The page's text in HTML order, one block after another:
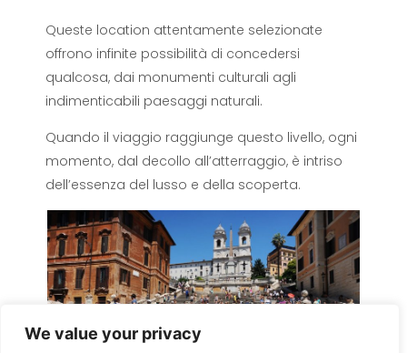
We value your privacy
Queste location attentamente selezionate
offrono infinite possibilità di concedersi
qualcosa, dai monumenti culturali agli
indimenticabili paesaggi naturali.
Quando il viaggio raggiunge questo livello, ogni
momento, dal decollo all’atterraggio, è intriso
dell’essenza del lusso e della scoperta.